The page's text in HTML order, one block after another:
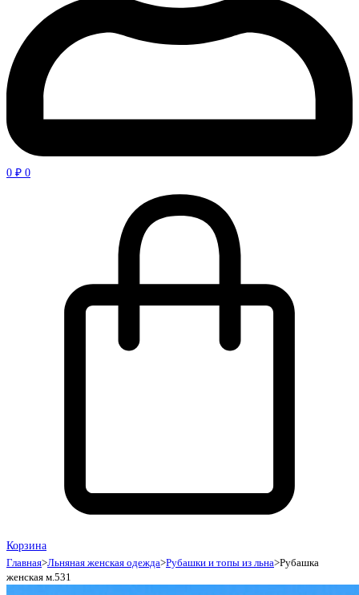
0 ₽ 0
Корзина
Главная>Льняная женская одежда>Рубашки и топы из льна>Рубашка
женская м.531